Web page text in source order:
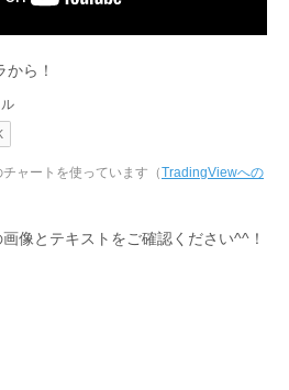
ら！
ャートを使っています（TradingViewへの
像とテキストをご確認ください^^！